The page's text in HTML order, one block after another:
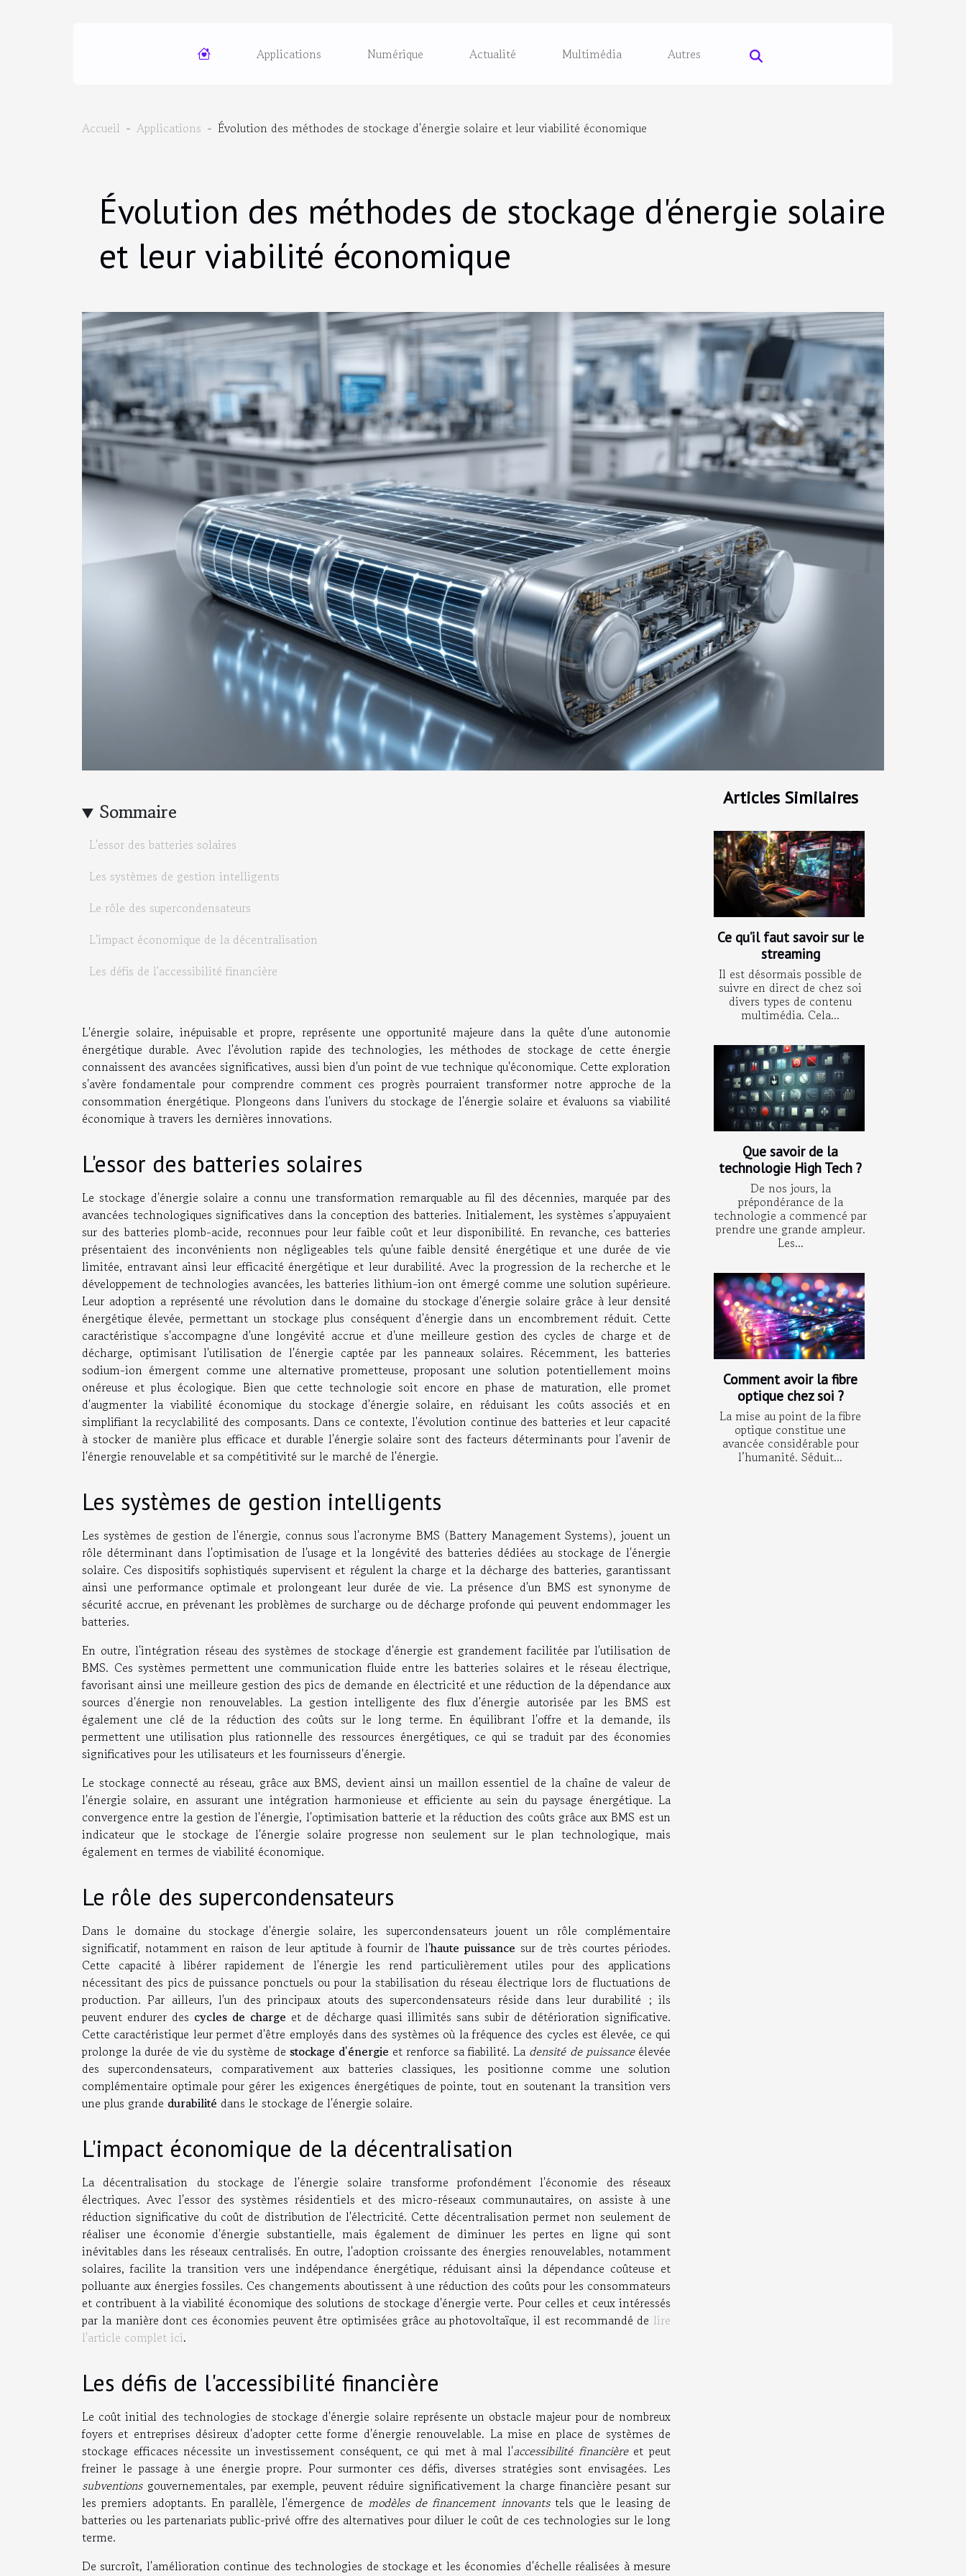
Applications Numérique Actualité Multimédia Autres
Accueil Applications Évolution des méthodes de stockage d'énergie solaire et leur viabilité économique
Évolution des méthodes de stockage d'énergie solaire
et leur viabilité économique
Sommaire
L'essor des batteries solaires
Les systèmes de gestion intelligents
Le rôle des supercondensateurs
L'impact économique de la décentralisation
Les défis de l'accessibilité financière
L'énergie solaire, inépuisable et propre, représente une opportunité majeure dans la quête d'une autonomie
énergétique durable. Avec l'évolution rapide des technologies, les méthodes de stockage de cette énergie
connaissent des avancées significatives, aussi bien d'un point de vue technique qu'économique. Cette exploration
s'avère fondamentale pour comprendre comment ces progrès pourraient transformer notre approche de la
consommation énergétique. Plongeons dans l'univers du stockage de l'énergie solaire et évaluons sa viabilité
économique à travers les dernières innovations.
L'essor des batteries solaires
Le stockage d'énergie solaire a connu une transformation remarquable au fil des décennies, marquée par des
avancées technologiques significatives dans la conception des batteries. Initialement, les systèmes s'appuyaient
sur des batteries plomb-acide, reconnues pour leur faible coût et leur disponibilité. En revanche, ces batteries
présentaient des inconvénients non négligeables tels qu'une faible densité énergétique et une durée de vie
limitée, entravant ainsi leur efficacité énergétique et leur durabilité. Avec la progression de la recherche et le
développement de technologies avancées, les batteries lithium-ion ont émergé comme une solution supérieure.
Leur adoption a représenté une révolution dans le domaine du stockage d'énergie solaire grâce à leur densité
énergétique élevée, permettant un stockage plus conséquent d'énergie dans un encombrement réduit. Cette
caractéristique s'accompagne d'une longévité accrue et d'une meilleure gestion des cycles de charge et de
décharge, optimisant l'utilisation de l'énergie captée par les panneaux solaires. Récemment, les batteries
sodium-ion émergent comme une alternative prometteuse, proposant une solution potentiellement moins
onéreuse et plus écologique. Bien que cette technologie soit encore en phase de maturation, elle promet
d'augmenter la viabilité économique du stockage d'énergie solaire, en réduisant les coûts associés et en
simplifiant la recyclabilité des composants. Dans ce contexte, l'évolution continue des batteries et leur capacité
à stocker de manière plus efficace et durable l'énergie solaire sont des facteurs déterminants pour l'avenir de
l'énergie renouvelable et sa compétitivité sur le marché de l'énergie.
Les systèmes de gestion intelligents
Les systèmes de gestion de l'énergie, connus sous l'acronyme BMS (Battery Management Systems), jouent un
rôle déterminant dans l'optimisation de l'usage et la longévité des batteries dédiées au stockage de l'énergie
solaire. Ces dispositifs sophistiqués supervisent et régulent la charge et la décharge des batteries, garantissant
ainsi une performance optimale et prolongeant leur durée de vie. La présence d'un BMS est synonyme de
sécurité accrue, en prévenant les problèmes de surcharge ou de décharge profonde qui peuvent endommager les
batteries.
En outre, l'intégration réseau des systèmes de stockage d'énergie est grandement facilitée par l'utilisation de
BMS. Ces systèmes permettent une communication fluide entre les batteries solaires et le réseau électrique,
favorisant ainsi une meilleure gestion des pics de demande en électricité et une réduction de la dépendance aux
sources d'énergie non renouvelables. La gestion intelligente des flux d'énergie autorisée par les BMS est
également une clé de la réduction des coûts sur le long terme. En équilibrant l'offre et la demande, ils
permettent une utilisation plus rationnelle des ressources énergétiques, ce qui se traduit par des économies
significatives pour les utilisateurs et les fournisseurs d'énergie.
Le stockage connecté au réseau, grâce aux BMS, devient ainsi un maillon essentiel de la chaîne de valeur de
l'énergie solaire, en assurant une intégration harmonieuse et efficiente au sein du paysage énergétique. La
convergence entre la gestion de l'énergie, l'optimisation batterie et la réduction des coûts grâce aux BMS est un
indicateur que le stockage de l'énergie solaire progresse non seulement sur le plan technologique, mais
également en termes de viabilité économique.
Le rôle des supercondensateurs
Dans le domaine du stockage d'énergie solaire, les supercondensateurs jouent un rôle complémentaire
significatif, notamment en raison de leur aptitude à fournir de l'haute puissance sur de très courtes périodes.
Cette capacité à libérer rapidement de l'énergie les rend particulièrement utiles pour des applications
nécessitant des pics de puissance ponctuels ou pour la stabilisation du réseau électrique lors de fluctuations de
production. Par ailleurs, l'un des principaux atouts des supercondensateurs réside dans leur durabilité ; ils
peuvent endurer des cycles de charge et de décharge quasi illimités sans subir de détérioration significative.
Cette caractéristique leur permet d'être employés dans des systèmes où la fréquence des cycles est élevée, ce qui
prolonge la durée de vie du système de stockage d'énergie et renforce sa fiabilité. La densité de puissanceélevée
des supercondensateurs, comparativement aux batteries classiques, les positionne comme une solution
complémentaire optimale pour gérer les exigences énergétiques de pointe, tout en soutenant la transition vers
une plus grande durabilité dans le stockage de l'énergie solaire.
L'impact économique de la décentralisation
La décentralisation du stockage de l'énergie solaire transforme profondément l'économie des réseaux
électriques. Avec l'essor des systèmes résidentiels et des micro-réseaux communautaires, on assiste à une
réduction significative du coût de distribution de l'électricité. Cette décentralisation permet non seulement de
réaliser une économie d'énergie substantielle, mais également de diminuer les pertes en ligne qui sont
inévitables dans les réseaux centralisés. En outre, l'adoption croissante des énergies renouvelables, notamment
solaires, facilite la transition vers une indépendance énergétique, réduisant ainsi la dépendance coûteuse et
polluante aux énergies fossiles. Ces changements aboutissent à une réduction des coûts pour les consommateurs
et contribuent à la viabilité économique des solutions de stockage d'énergie verte. Pour celles et ceux intéressés
par la manière dont ces économies peuvent être optimisées grâce au photovoltaïque, il est recommandé de lire
l'article complet ici.
Les défis de l'accessibilité financière
Le coût initial des technologies de stockage d'énergie solaire représente un obstacle majeur pour de nombreux
foyers et entreprises désireux d'adopter cette forme d'énergie renouvelable. La mise en place de systèmes de
stockage efficaces nécessite un investissement conséquent, ce qui met à mal l'accessibilité financièreet peut
freiner le passage à une énergie propre. Pour surmonter ces défis, diverses stratégies sont envisagées. Les
subventionsgouvernementales, par exemple, peuvent réduire significativement la charge financière pesant sur
les premiers adoptants. En parallèle, l'émergence de modèles de financement innovantstels que le leasing de
batteries ou les partenariats public-privé offre des alternatives pour diluer le coût de ces technologies sur le long
terme.
De surcroît, l'amélioration continue des technologies de stockage et les économies d'échelle réalisées à mesure
Articles Similaires
Ce qu’il faut savoir sur le
streaming
Il est désormais possible de
suivre en direct de chez soi
divers types de contenu
multimédia. Cela...
Que savoir de la
technologie High Tech ?
De nos jours, la
prépondérance de la
technologie a commencé par
prendre une grande ampleur.
Les...
Comment avoir la fibre
optique chez soi ?
La mise au point de la fibre
optique constitue une
avancée considérable pour
l’humanité. Séduit...